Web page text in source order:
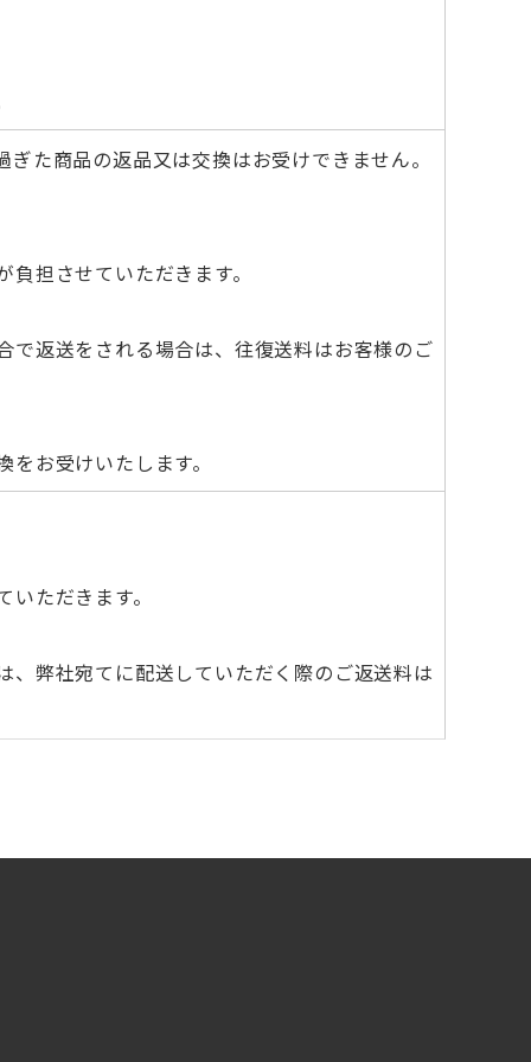
た商品の返品又は交換はお受けできません。
担させていただきます。
で返送をされる場合は、往復送料はお客様のご
お受けいたします。
ただきます。
、弊社宛てに配送していただく際のご返送料は